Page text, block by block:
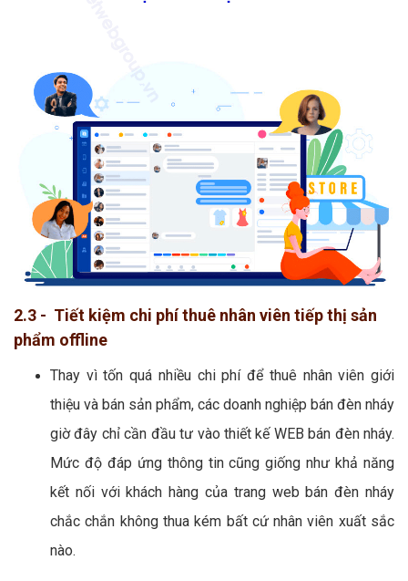
2.3 - Tiết kiệm chi phí thuê nhân viên tiếp thị sản
phẩm offline
Thay vì tốn quá nhiều chi phí để thuê nhân viên giới
thiệu và bán sản phẩm, các doanh nghiệp bán đèn nháy
giờ đây chỉ cần đầu tư vào thiết kế WEB bán đèn nháy.
Mức độ đáp ứng thông tin cũng giống như khả năng
kết nối với khách hàng của trang web bán đèn nháy
chắc chắn không thua kém bất cứ nhân viên xuất sắc
nào.